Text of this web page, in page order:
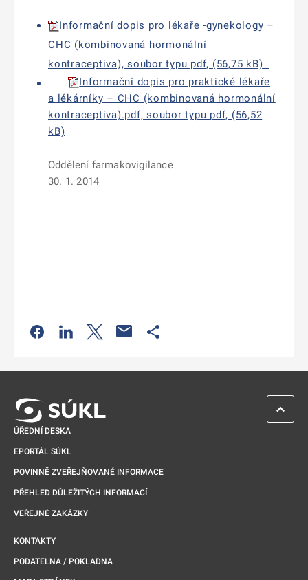
Informační dopis pro lékaře -gynekology –
CHC (kombinovaná hormonální
kontraceptiva), soubor typu pdf, (56,75 kB)
Informační dopis pro praktické lékaře
a lékárníky – CHC (kombinovaná hormonální
kontraceptiva).pdf, soubor typu pdf, (56,52
kB)
Oddělení farmakovigilance
30. 1. 2014
Odkaz se otevře na nové kartě
Odkaz se otevře na nové kartě
Odkaz se otevře na nové kartě
ÚŘEDNÍ DESKA
EPORTÁL SÚKL
POVINNĚ ZVEŘEJŇOVANÉ INFORMACE
PŘEHLED DŮLEŽITÝCH INFORMACÍ
VEŘEJNÉ ZAKÁZKY
KONTAKTY
PODATELNA / POKLADNA
ZPĚT